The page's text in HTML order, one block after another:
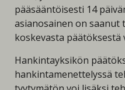
pääsääntöisesti 14
asianosainen on saanut
koskevasta
Hankintayksikön
hankintamenettelyssä